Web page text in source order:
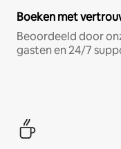
Boeken met
Beoordeeld door
gasten en 24/7